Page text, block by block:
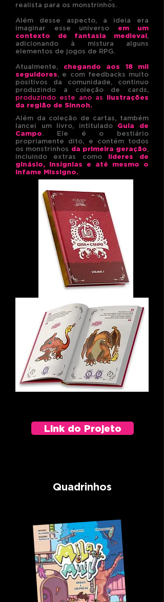
realista para os monstrinhos.
Além desse aspecto, a ideia era
imaginar esse universo em um
contexto de fantasia medieval,
adicionando à mistura alguns
elementos de jogos de RPG.
Atualmente, chegando aos 18 mil
seguidores, e com feedbacks muito
positivos da comunidade, continuo
produzindo a coleção de cards,
produzindo este ano as ilustrações
da região de Sinnoh.
Além da coleção de cartas, também
lancei um livro, intitulado Guia de
Campo. Ele é o bestiário
propriamente dito, e contém todos
os monstrinhos da primeira geração,
incluindo extras como líderes de
ginásio, insígnias e até mesmo o
infame Missigno.
Link do Projeto
Quadrinhos